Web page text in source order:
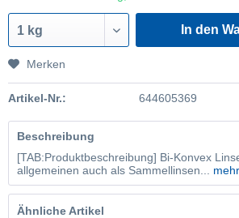
1 kg In den
Merken
Artikel-Nr.: 644605369
Beschreibung
[TAB:Produktbeschreibung] Bi-Konvex
allgemeinen auch als Sammellinsen...
mehr
Ähnliche Artikel